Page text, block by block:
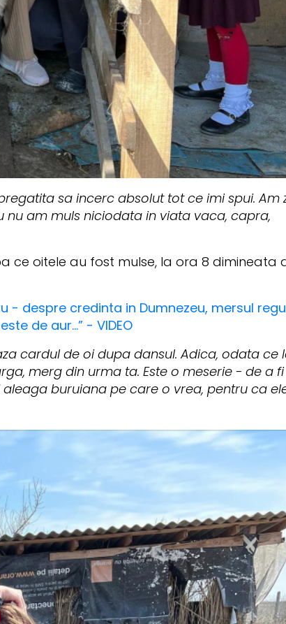
sa incerc absolut tot ce imi spui. Am
nu am muls niciodata in viata vaca, capra,
ce oitele au fost mulse, la ora 8 dimineata
- despre credinta in Dumnezeu, mersul
de aur...” - VIDEO
cardul de oi dupa dansul. Adica, odata ce
merg din urma ta. Este o meserie - de a fi
buruiana pe care o vrea, pentru ca